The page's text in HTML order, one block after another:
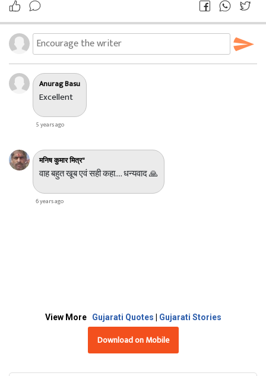
Anurag Basu
Excellent
5 years ago
मनिष कुमार मित्र"
वाह बहुत खूब एवं सही कहा.... धन्यवाद 🙏
6 years ago
View More Gujarati Quotes Gujarati Stories
Download on Mobile